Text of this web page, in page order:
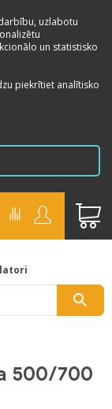
uzlabotu
un statistisko
piekrītiet analītisko
500/700